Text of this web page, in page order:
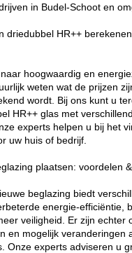
in Budel-Schoot en
driedubbel HR++
hoogwaardig en
weten wat de prijzen
wordt. Bij ons kunt u
HR++ glas met
experts helpen u bij het
uw huis of bedrijf.
plaatsen: voordelen
beglazing biedt
energie-efficiëntie,
veiligheid. Er zijn echter
en mogelijk veranderingen
Onze experts adviseren u